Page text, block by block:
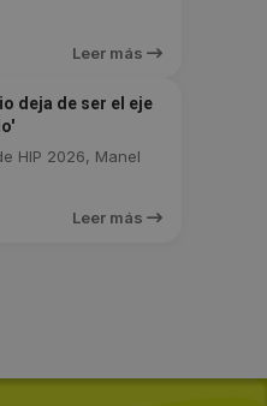
Leer más
deja de ser el eje
HIP 2026, Manel
Leer más